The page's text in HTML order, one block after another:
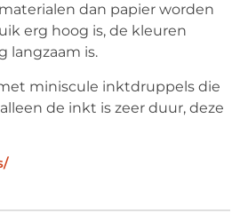
dan papier worden
erg hoog is, de kleuren
langzaam is.
miniscule inktdruppels die
de inkt is zeer duur, deze